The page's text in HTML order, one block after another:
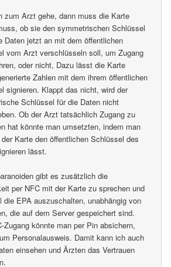
zum Arzt gehe, dann muss die Karte
ob sie den symmetrischen Schlüssel
Daten jetzt an mit dem öffentlichen
vom Arzt verschlüsseln soll, um Zugang
oder nicht, Dazu lässt die Karte
Zahlen mit dem ihrem öffentlichen
signieren. Klappt das nicht, wird der
Schlüssel für die Daten nicht
Ob der Arzt tatsächlich Zugang zu
hat könnte man umsetzten, indem man
Karte den öffentlichen Schlüssel des
lässt.
gibt es zusätzlich die
per NFC mit der Karte zu sprechen und
die EPA auszuschalten, unabhängig von
die auf dem Server gespeichert sind.
Zugang könnte man per Pin absichern,
Personalausweis. Damit kann ich auch
einsehen und Ärzten das Vertrauen